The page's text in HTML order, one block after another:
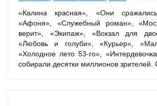
«Калина красная», «Они
«Афоня», «Служебный роман»,
верит», «Экипаж», «Вокзал для
«Любовь и голуби», «Курьер»,
«Холодное лето 53-го»,
собирали десятки миллионов зрителей.